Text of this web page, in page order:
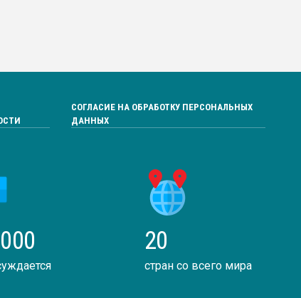
СОГЛАСИЕ НА ОБРАБОТКУ ПЕРСОНАЛЬНЫХ
ДАННЫХ
20
стран со всего мира